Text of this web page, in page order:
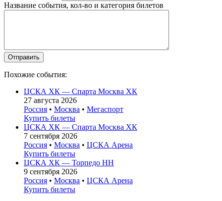
Название события, кол-во и категория билетов
Похожие события:
ЦСКА ХК — Спарта Москва ХК
27 августа 2026
Россия • Москва • Мегаспорт
Купить билеты
ЦСКА ХК — Спарта Москва ХК
7 сентября 2026
Россия • Москва • ЦСКА Арена
Купить билеты
ЦСКА ХК — Торпедо НН
9 сентября 2026
Россия • Москва • ЦСКА Арена
Купить билеты